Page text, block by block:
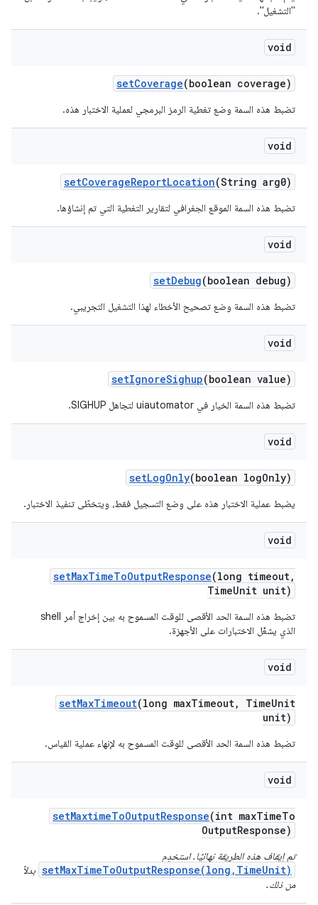
"التشغيل".
void
setCoverage(boolean coverage)
تضبط هذه السمة وضع تغطية الرمز البرمجي لعملية الاختبار هذه.
void
setCoverageReportLocation(String arg0)
تضبط هذه السمة الموقع الجغرافي لتقارير التغطية التي تم إنشاؤها.
void
setDebug(boolean debug)
تضبط هذه السمة وضع تصحيح الأخطاء لهذا التشغيل التجريبي.
void
setIgnoreSighup(boolean value)
تضبط هذه السمة الخيار في uiautomator لتجاهل SIGHUP.
void
setLogOnly(boolean logOnly)
يضبط عملية الاختبار هذه على وضع التسجيل فقط، ويتخطّى تنفيذ الاختبار.
void
setMaxTimeToOutputResponse(long timeout,
TimeUnit unit)
تضبط هذه السمة الحد الأقصى للوقت المسموح به بين إخراج أمر shell
الذي يشغّل الاختبارات على الأجهزة.
void
setMaxTimeout(long maxTimeout, TimeUnit
unit)
تضبط هذه السمة الحد الأقصى للوقت المسموح به لإنهاء عملية القياس.
void
setMaxtimeToOutputResponse(int maxTimeTo
OutputResponse)
تم إيقاف هذه الطريقة نهائيًا. استخدِم
setMaxTimeToOutputResponse(long,TimeUnit) بدلاً
من ذلك.